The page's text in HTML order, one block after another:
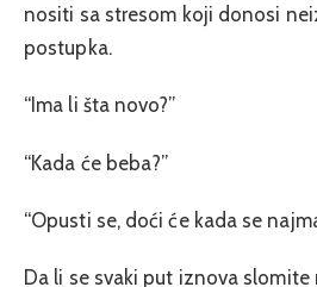
nositi sa stresom koji donosi
postupka.
“Ima li šta novo?”
“Kada će beba?”
“Opusti se, doći će kada se
Da li se svaki put iznova